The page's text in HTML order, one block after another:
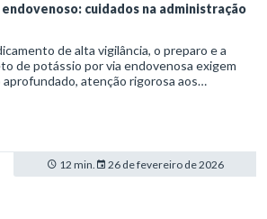
cuidados na administração
de alta vigilância, o preparo e a
de potássio por via endovenosa exigem
atenção rigorosa aos
12 min. 26 de fevereiro de 2026